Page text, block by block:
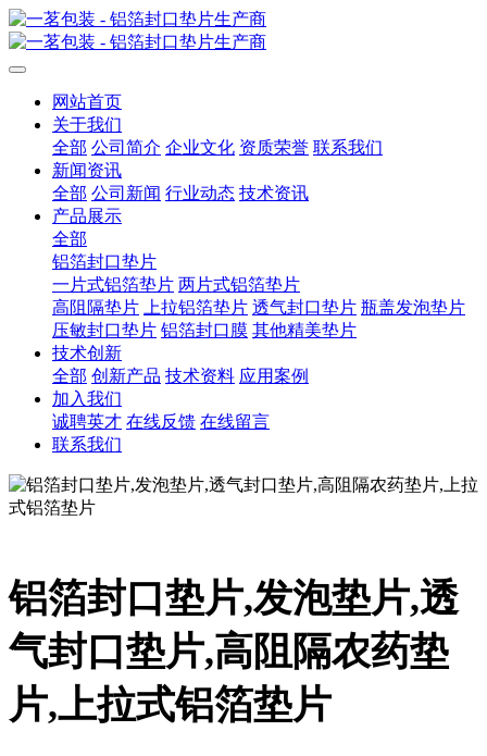
网站首页
关于我们
全部 公司简介 企业文化 资质荣誉 联系我们
新闻资讯
全部 公司新闻 行业动态 技术资讯
产品展示
全部
铝箔封口垫片
一片式铝箔垫片 两片式铝箔垫片
高阻隔垫片
上拉铝箔垫片 透气封口垫片 瓶盖发泡垫片
压敏封口垫片 铝箔封口膜 其他精美垫片
技术创新
全部 创新产品 技术资料 应用案例
加入我们
诚聘英才 在线反馈 在线留言
联系我们
铝箔封口垫片,发泡垫片,透
气封口垫片,高阻隔农药垫
片,上拉式铝箔垫片